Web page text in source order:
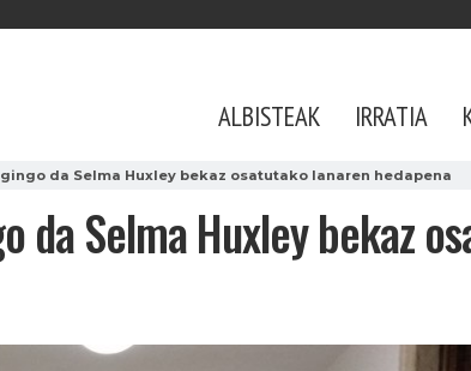
ALBISTEAK IRRATIA
da Selma Huxley bekaz osatutako lanaren hedapena
da Selma Huxley bekaz